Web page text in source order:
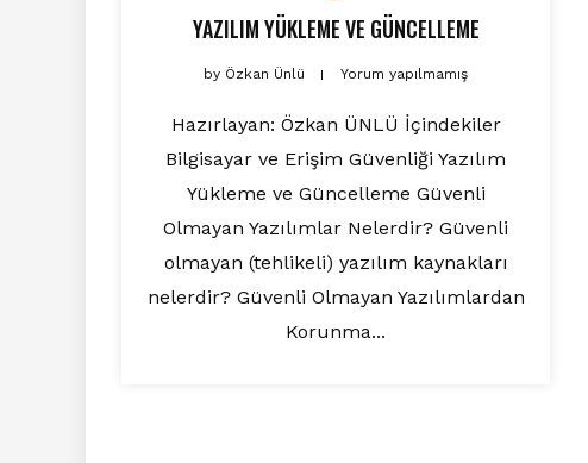
YAZILIM YÜKLEME VE GÜNCELLEME
by Özkan Ünlü Yorum yapılmamış
Hazırlayan: Özkan ÜNLÜ İçindekiler
Bilgisayar ve Erişim Güvenliği Yazılım
Yükleme ve Güncelleme Güvenli
Olmayan Yazılımlar Nelerdir? Güvenli
olmayan (tehlikeli) yazılım kaynakları
nelerdir? Güvenli Olmayan Yazılımlardan
Korunma...